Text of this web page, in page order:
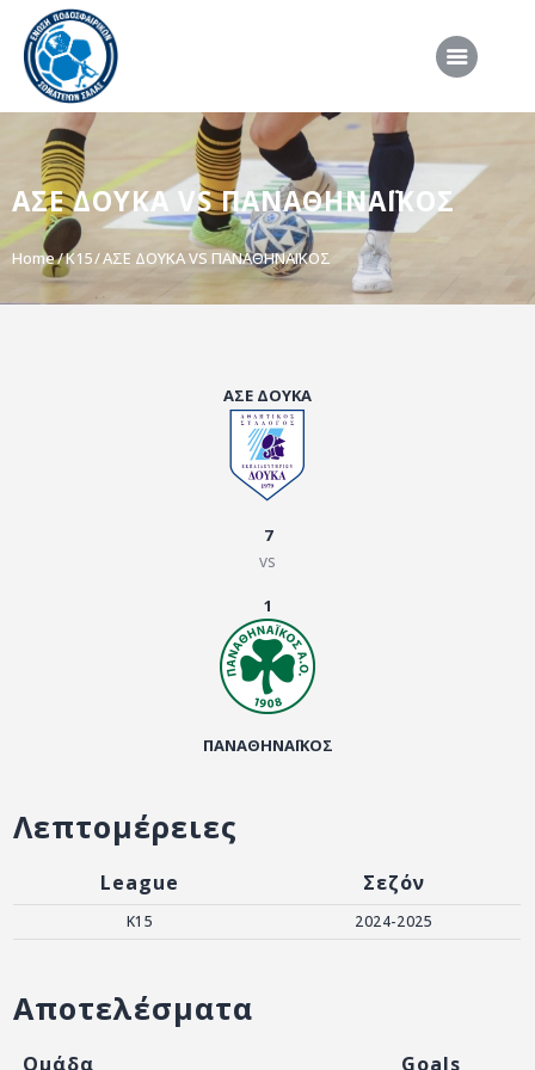
ΑΣΕ ΔΟΥΚΑ VS ΠΑΝΑΘΗΝΑΪΚΟΣ
Home K15 ΑΣΕ ΔΟΥΚΑ VS ΠΑΝΑΘΗΝΑΪΚΟΣ
ΑΡΧΙΚΗ
ΕΠΣΣ
ΔΙΟΡΓΑΝΩΣΕΙΣ
ΠΡΟΕΘΝΙΚΕΣ ΟΜΑΔΕΣ
ΣΥΝΕΝΤΕΥΞΕΙΣ
ΑΣΕ ΔΟΥΚΑ
7
vs
1
ΠΑΝΑΘΗΝΑΪΚΟΣ
Λεπτομέρειες
League Σεζόν
K15 2024-2025
Αποτελέσματα
Ομάδα Goals